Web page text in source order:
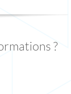
?